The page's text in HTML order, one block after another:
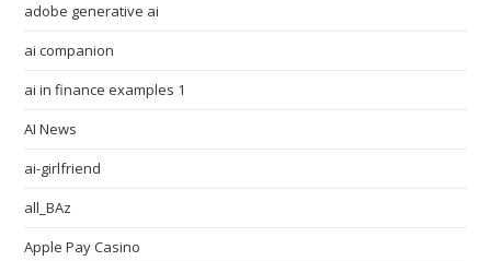
adobe generative ai
ai companion
ai in finance examples 1
AI News
ai-girlfriend
all_BAz
Apple Pay Casino